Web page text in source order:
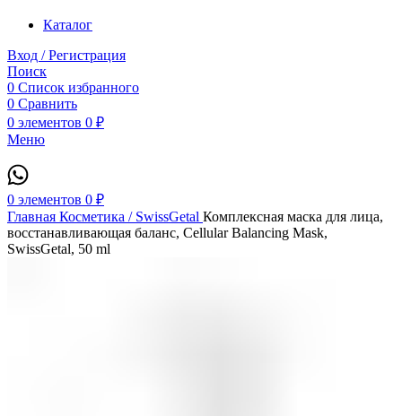
Каталог
Вход / Регистрация
Поиск
0 Список избранного
0 Сравнить
0 элементов 0 ₽
Меню
0 элементов 0 ₽
Главная Косметика / SwissGetal Комплексная маска для лица,
восстанавливающая баланс, Cellular Balancing Mask,
SwissGetal, 50 ml